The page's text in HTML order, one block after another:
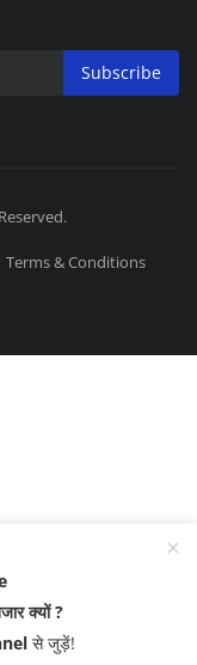
Subscribe
Terms & Conditions
क्यों ?
से जुड़ें!